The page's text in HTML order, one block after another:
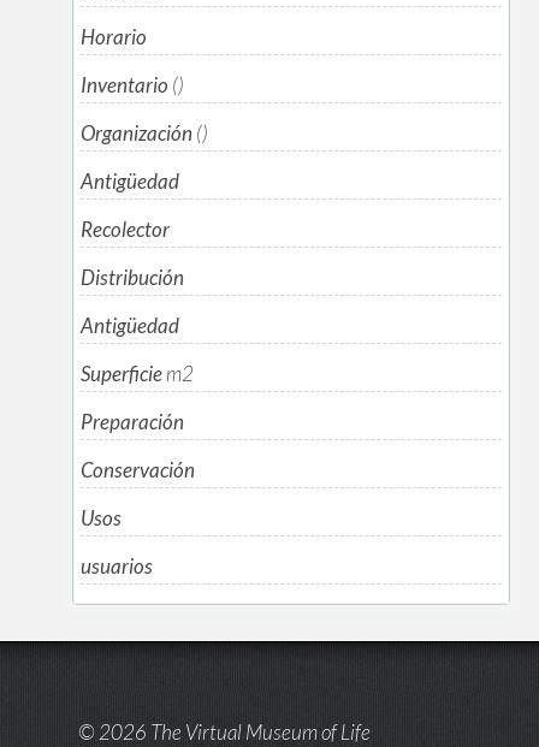
Horario
Inventario ()
Organización ()
Antigüedad
Recolector
Distribución
Antigüedad
Superficiem2
Preparación
Conservación
Usos
usuarios
© 2026 The Virtual Museum of Life